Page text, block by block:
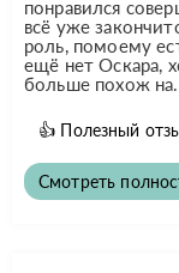
понравился
всё уже
роль, помоему
ещё нет Оскара,
больше похож
👍 Полезный
Смотреть